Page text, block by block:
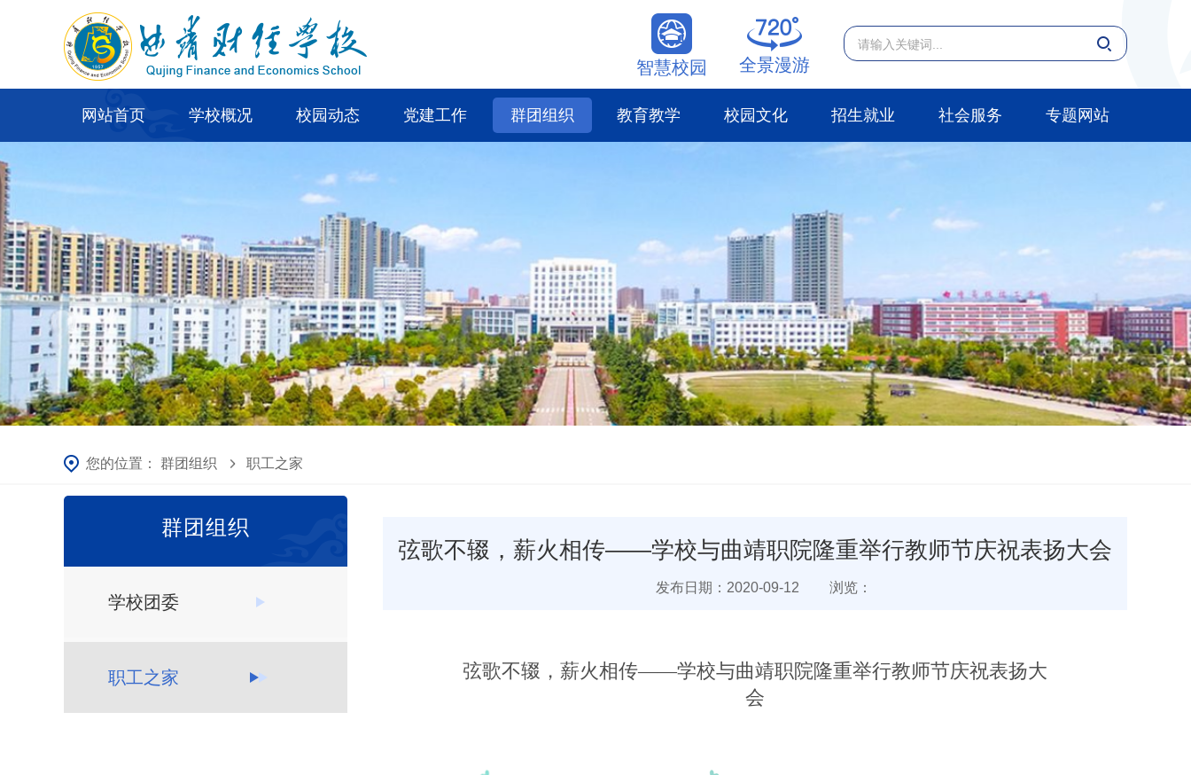
智慧校园 全景漫游
网站首页 学校概况
校园风光
机构设置
联系我们
校园动态
新闻中心
时事要闻
采购公告
学校预决算公开
党建工作 群团组织 教育教学
教师风采
学生工作
校园文化
志愿公益
学生风采
招生就业 社会服务
安全管理
专题网站
您的位置： 群团组织 职工之家
群团组织
学校团委
职工之家
弦歌不辍，薪火相传――学校与曲靖职院隆重举行教师节庆祝表扬大会
发布日期：2020-09-12 浏览：
弦歌不辍，薪火相传――学校与曲靖职院隆重举行教师节庆祝表扬大
会